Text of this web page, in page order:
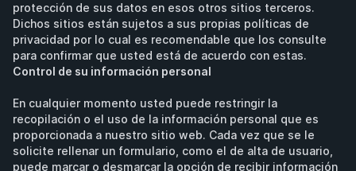
protección de sus datos en esos otros sitios terceros.
Dichos sitios están sujetos a sus propias políticas de
privacidad por lo cual es recomendable que los consulte
para confirmar que usted está de acuerdo con estas.
Control de su información personal
En cualquier momento usted puede restringir la
recopilación o el uso de la información personal que es
proporcionada a nuestro sitio web. Cada vez que se le
solicite rellenar un formulario, como el de alta de usuario,
puede marcar o desmarcar la opción de recibir información